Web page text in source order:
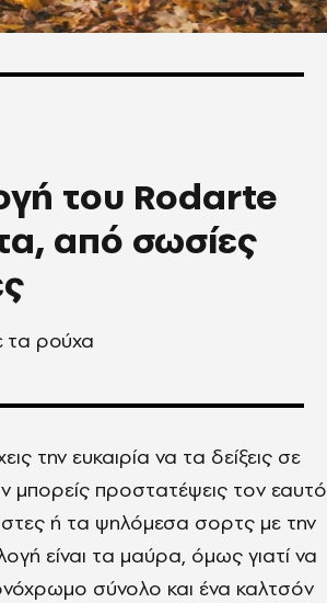
του Rodarte
από σωσίες
τα ρούχα
την ευκαιρία να τα δείξεις σε
μπορείς προστατέψεις τον εαυτό
ή τα ψηλόμεσα σορτς με την
είναι τα μαύρα, όμως γιατί να
σύνολο και ένα καλτσόν